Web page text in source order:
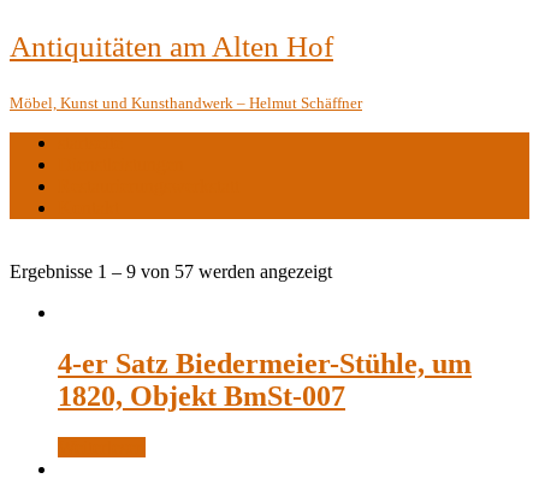
Antiquitäten am Alten Hof
Möbel, Kunst und Kunsthandwerk – Helmut Schäffner
Ergebnisse 1 – 9 von 57 werden angezeigt
4-er Satz Biedermeier-Stühle, um
1820, Objekt BmSt-007